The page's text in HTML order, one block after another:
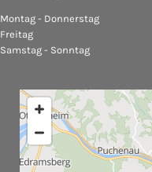
Montag - Donnerstag
Freitag
Samstag - Sonntag